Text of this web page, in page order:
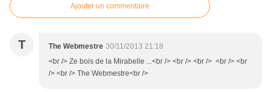
Ajouter un commentaire
T The Webmestre 30/11/2013 21:18
<br /> Ze bois de la Mirabelle ...<br /> <br /> <br /> <br /> <br
/> <br /> The Webmestre<br />